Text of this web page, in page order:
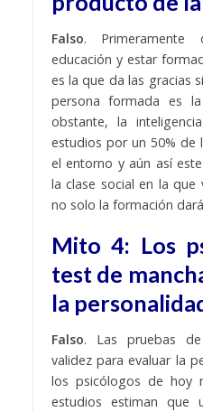
Falso. Primeramente
educación y estar
es la que da las gracias
persona formada es
obstante, la
estudios por un 50% de
el entorno y aún así
la clase social en la
no solo la formación
Mito 4: Los
test de
la
Falso. Las pruebas
validez para evaluar la
los psicólogos de hoy
estudios estiman